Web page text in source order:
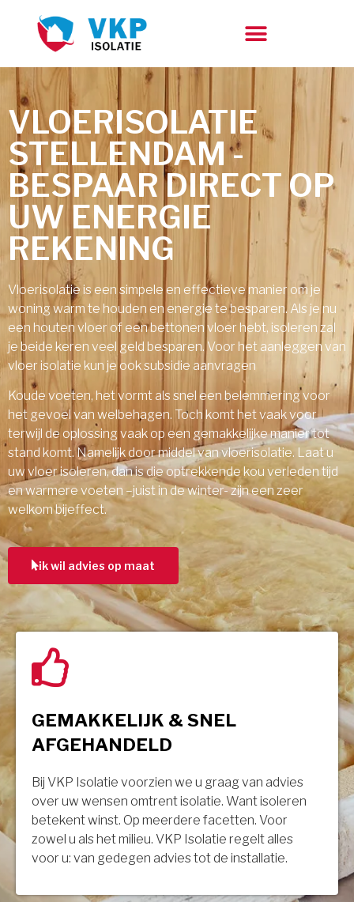
VLOERISOLATIE
STELLENDAM -
BESPAAR DIRECT OP
UW ENERGIE
REKENING
Vloerisolatie is een simpele en effectieve manier om je
woning warm te houden en energie te besparen. Als je nu
een houten vloer of een bettonen vloer hebt, isoleren zal
je beide keren veel geld besparen. Voor het aanleggen van
vloer isolatie kun je ook subsidie aanvragen
Koude voeten, het vormt als snel een belemmering voor
het gevoel van welbehagen. Toch komt het vaak voor
terwijl de oplossing vaak op een gemakkelijke manier tot
stand komt. Namelijk door middel van vloerisolatie. Laat u
uw vloer isoleren, dan is die optrekkende kou verleden tijd
en warmere voeten –juist in de winter- zijn een zeer
welkom bijeffect.
ik wil advies op maat
GEMAKKELIJK & SNEL
AFGEHANDELD
Bij VKP Isolatie voorzien we u graag van advies
over uw wensen omtrent isolatie. Want isoleren
betekent winst. Op meerdere facetten. Voor
zowel u als het milieu. VKP Isolatie regelt alles
voor u: van gedegen advies tot de installatie.